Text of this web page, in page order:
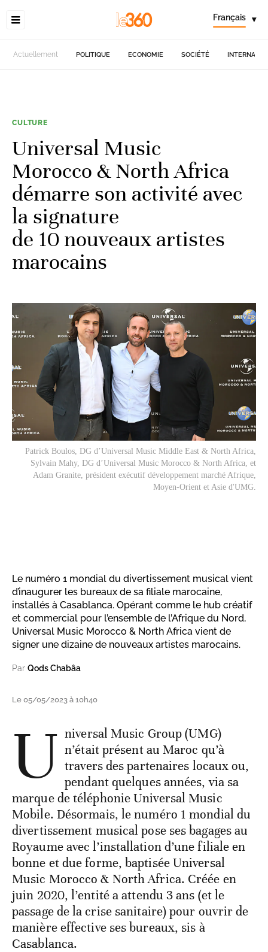
Français ▾
Actuellement POLITIQUE ECONOMIE SOCIÉTÉ
CULTURE
Universal Music
Morocco & North Africa
démarre son activité avec
la signature
de 10 nouveaux artistes
marocains
Patrick Boulos, DG d’Universal Music Middle East & North Africa,
Sylvain Mahy, DG d’Universal Music Morocco & North Africa, et
Adam Granite, président exécutif développement marché Afrique,
Moyen-Orient et Asie d'UMG.
Le numéro 1 mondial du divertissement musical vient
d’inaugurer les bureaux de sa filiale marocaine,
installés à Casablanca. Opérant comme le hub créatif
et commercial pour l’ensemble de l’Afrique du Nord,
Universal Music Morocco & North Africa vient de
signer une dizaine de nouveaux artistes marocains.
Par Qods Chabâa
Le 05/05/2023 à 10h40
U niversal Music Group (UMG)
n’était présent au Maroc qu’à
travers des partenaires locaux ou,
pendant quelques années, via sa
marque de téléphonie Universal Music
Mobile. Désormais, le numéro 1 mondial du
divertissement musical pose ses bagages au
Royaume avec l’installation d’une filiale en
bonne et due forme, baptisée Universal
Music Morocco & North Africa. Créée en
juin 2020, l’entité a attendu 3 ans (et le
passage de la crise sanitaire) pour ouvrir de
manière effective ses bureaux, sis à
Casablanca.